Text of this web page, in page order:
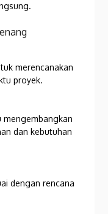
merencanakan
proyek.
mengembangkan
dan kebutuhan
dengan rencana